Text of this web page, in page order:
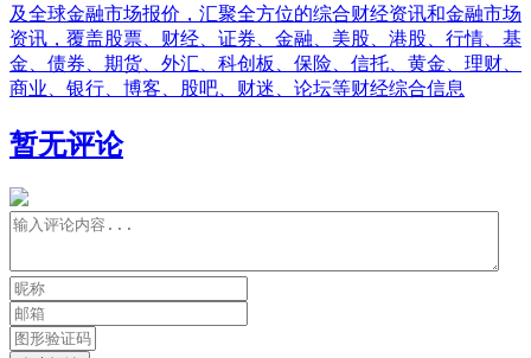
及全球金融市场报价，汇聚全方位的综合财经资讯和金融市场
资讯，覆盖股票、财经、证券、金融、美股、港股、行情、基
金、债券、期货、外汇、科创板、保险、信托、黄金、理财、
商业、银行、博客、股吧、财迷、论坛等财经综合信息
暂无评论